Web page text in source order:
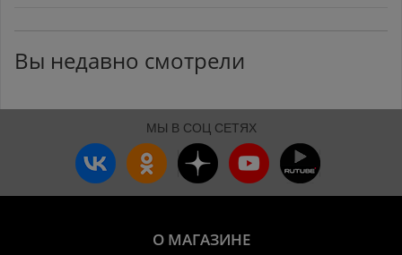
Вы недавно смотрели
МЫ В СОЦ СЕТЯХ
О МАГАЗИНЕ